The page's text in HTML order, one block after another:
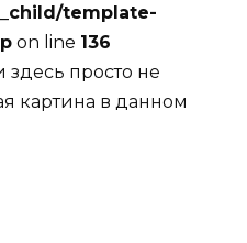
template-
on line 136
просто не
картина в данном